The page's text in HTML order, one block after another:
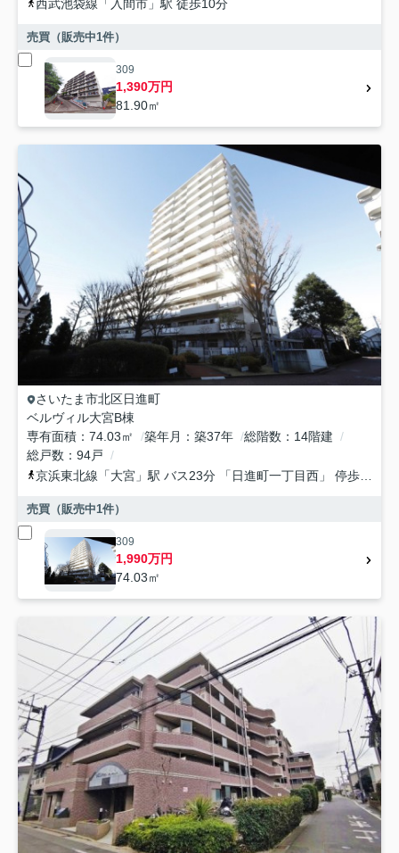
西武池袋線 「 入間市 」駅 徒歩10分
売買（販売中1件）
309
1,390万円
81.90㎡
さいたま市北区日進町
ベルヴィル大宮B棟
専有面積
74.03㎡ 築年月 築37年 総階数
14階建
総戸数
94戸
京浜東北線 「大宮 」駅 バス23分 「日進町一丁目西」 停歩3分
売買（販売中1件）
309
1,990万円
74.03㎡